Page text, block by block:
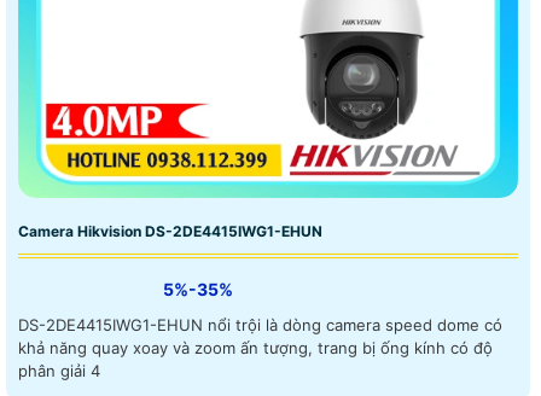
Camera Hikvision DS-2DE4415IWG1-EHUN
5%-35%
DS-2DE4415IWG1-EHUN nổi trội là dòng camera speed dome có
khả năng quay xoay và zoom ấn tượng, trang bị ống kính có độ
phân giải 4